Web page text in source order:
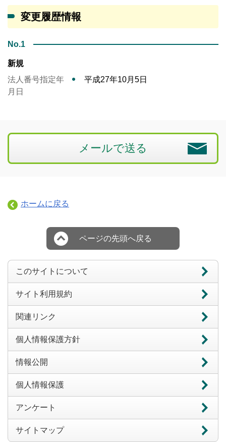
変更履歴情報
No.1
新規
法人番号指定年
月日
平成27年10月5日
メールで送る
ホームに戻る
ページの先頭へ戻る
このサイトについて
サイト利用規約
関連リンク
個人情報保護方針
情報公開
個人情報保護
アンケート
サイトマップ